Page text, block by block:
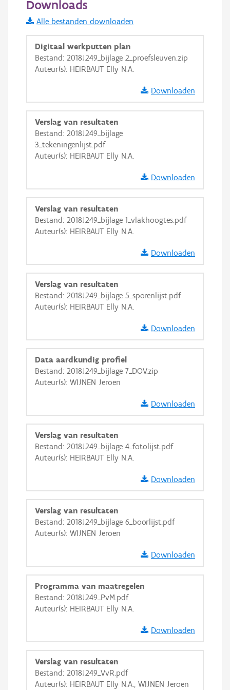
Informatie Vlaanderen
i
+ −
Basis Lagen
Ortho
GRB-Basiskaart in grijswaarden
Downloads
Alle bestanden downloaden
Digitaal werkputten plan
Bestand: 2018J249_bijlage 2_proefsleuven.zip
Auteur(s): HEIRBAUT Elly N.A.
Downloaden
Verslag van resultaten
Bestand: 2018J249_bijlage
3_tekeningenlijst.pdf
Auteur(s): HEIRBAUT Elly N.A.
Downloaden
Verslag van resultaten
Bestand: 2018J249_bijlage 1_vlakhoogtes.pdf
Auteur(s): HEIRBAUT Elly N.A.
Downloaden
Verslag van resultaten
Bestand: 2018J249_bijlage 5_sporenlijst.pdf
Auteur(s): HEIRBAUT Elly N.A.
Downloaden
Data aardkundig profiel
Bestand: 2018J249_bijlage 7_DOV.zip
Auteur(s): WIJNEN Jeroen
Downloaden
Verslag van resultaten
Bestand: 2018J249_bijlage 4_fotolijst.pdf
Auteur(s): HEIRBAUT Elly N.A.
Downloaden
Verslag van resultaten
Bestand: 2018J249_bijlage 6_boorlijst.pdf
Auteur(s): WIJNEN Jeroen
Downloaden
Programma van maatregelen
Bestand: 2018J249_PvM.pdf
Auteur(s): HEIRBAUT Elly N.A.
Downloaden
Verslag van resultaten
Bestand: 2018J249_VvR.pdf
Auteur(s): HEIRBAUT Elly N.A., WIJNEN Jeroen